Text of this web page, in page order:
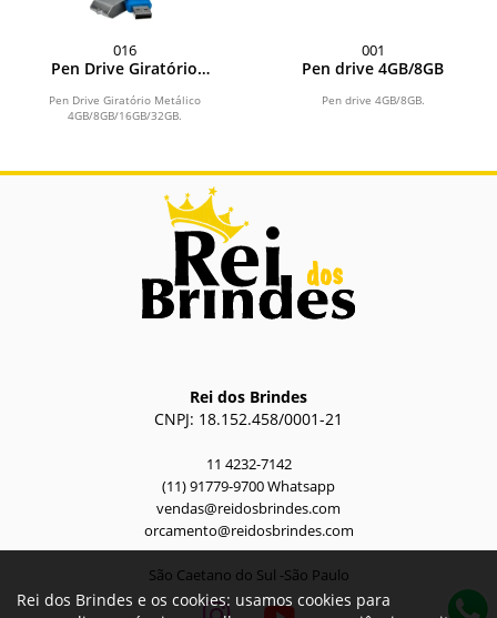
016
Pen Drive Giratório
Pen Drive Giratório Metálico
4GB/8GB/16GB/32GB.
001
Pen drive 4GB/8GB
Pen drive 4GB/8GB.
Rei dos Brindes
CNPJ: 18.152.458/0001-21
11 4232-7142
(11) 91779-9700 Whatsapp
vendas@reidosbrindes.com
orcamento@reidosbrindes.com
São Caetano do Sul -São Paulo
Rei dos Brindes e os cookies: usamos cookies para